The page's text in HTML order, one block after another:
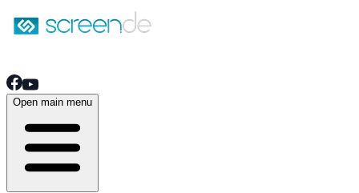
Open main menu